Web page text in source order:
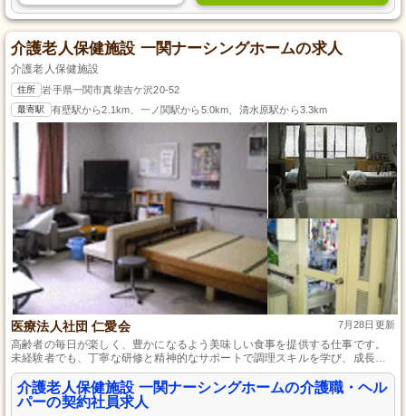
介護老人保健施設 一関ナーシングホームの求人
介護老人保健施設
住所 岩手県一関市真柴吉ケ沢20-52
最寄駅 有壁駅から2.1km、一ノ関駅から5.0km、清水原駅から3.3km
医療法人社団 仁愛会 7月28日更新
高齢者の毎日が楽しく、豊かになるよう美味しい食事を提供する仕事です。
未経験者でも、丁寧な研修と精神的なサポートで調理スキルを学び、成長で
きる環境を用意しています。安全で健康を考えた料理を通して、ご利用者様
の笑顔を引き出しませんか？
介護老人保健施設 一関ナーシングホームの介護職・ヘル
パーの契約社員求人